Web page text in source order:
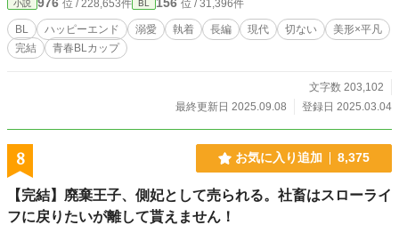
小説 位 / 228,653件 BL 位 / 31,396件
BL ハッピーエンド 溺愛 執着 長編 現代 切ない
美形×平凡
完結
青春BLカップ​
文字数 203,102
最終更新日 2025.09.08
登録日 2025.03.04
8 お気に入り追加 8,375
【完結】廃棄王子、側妃として売られる。社畜はスローライ
フに戻りたいが離して貰えません！